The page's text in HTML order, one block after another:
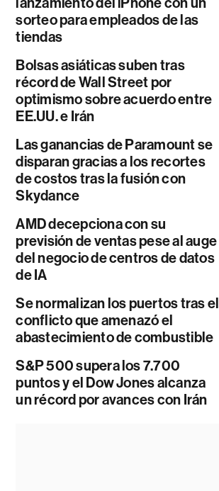
sorteo para empleados de las
tiendas
Bolsas asiáticas suben tras
récord de Wall Street por
optimismo sobre acuerdo entre
EE.UU. e Irán
Las ganancias de Paramount se
disparan gracias a los recortes
de costos tras la fusión con
Skydance
AMD decepciona con su
previsión de ventas pese al auge
del negocio de centros de datos
de IA
Se normalizan los puertos tras el
conflicto que amenazó el
abastecimiento de combustible
S&P 500 supera los 7.700
puntos y el Dow Jones alcanza
un récord por avances con Irán